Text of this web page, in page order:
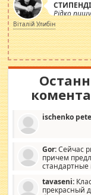
Рідко
просто
навколо
Віталій Улибін
ischenko
Gor:Сейчас
причем
стандартные
со вкусом все в
tavaseni:
прекрасный